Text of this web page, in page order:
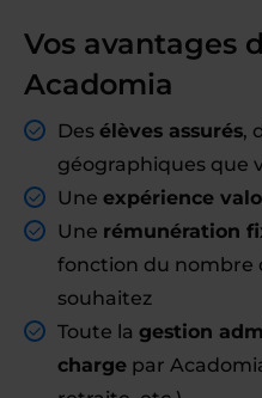
Vos avantages
Acadomia
Des élèves assurés,
géographiques que
Une expérience
Une rémunération
fonction du nombre
souhaitez
Toute la gestion
charge par